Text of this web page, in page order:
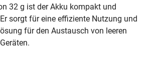
32 g ist der Akku kompakt und
sorgt für eine effiziente Nutzung und
für den Austausch von leeren